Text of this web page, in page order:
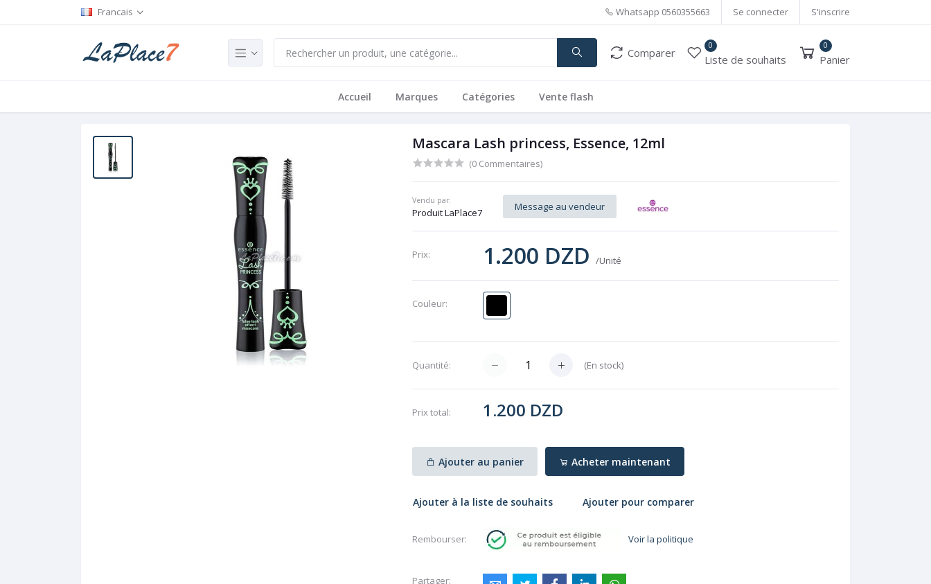
Francais Whatsapp 0560355663 Se connecter S'inscrire
Comparer
0
Liste de souhaits
0
Panier
Accueil Marques Catégories Vente flash
Mascara Lash princess, Essence, 12ml
(0 Commentaires)
Vendu par:
Produit LaPlace7
Message au vendeur
Prix: 1.200 DZD/Unité
Couleur:
Quantité: (En stock)
Prix ​​total: 1.200 DZD
Ajouter au panier Acheter maintenant
Ajouter à la liste de souhaits Ajouter pour comparer
Rembourser: Voir la politique
Partager: